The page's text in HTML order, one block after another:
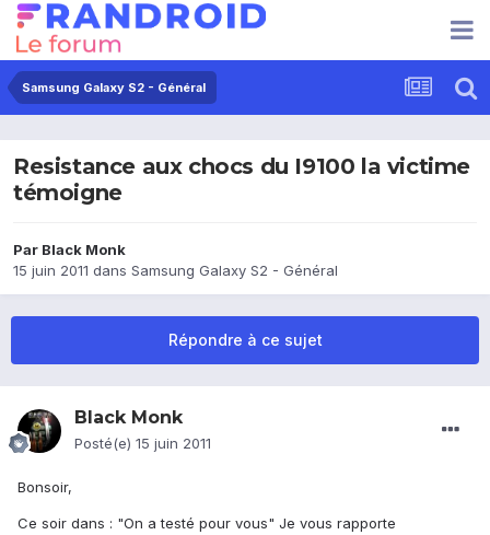
Samsung Galaxy S2 - Général
Resistance aux chocs du I9100 la victime
témoigne
Par Black Monk
15 juin 2011 dans Samsung Galaxy S2 - Général
Répondre à ce sujet
Black Monk
Posté(e) 15 juin 2011
Bonsoir,
Ce soir dans : "On a testé pour vous" Je vous rapporte